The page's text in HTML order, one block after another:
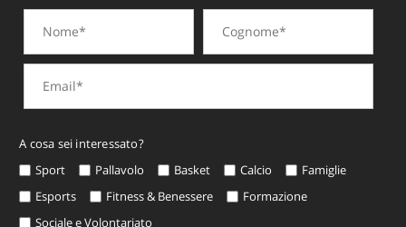
A cosa sei interessato?
Sport
Pallavolo Basket Calcio
Famiglie
Esports
Fitness & Benessere
Formazione
Sociale e Volontariato